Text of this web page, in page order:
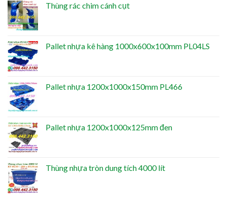
Thùng rác chim cánh cụt
Pallet nhựa kê hàng 1000x600x100mm PL04LS
Pallet nhựa 1200x1000x150mm PL466
Pallet nhựa 1200x1000x125mm đen
Thùng nhựa tròn dung tích 4000 lít